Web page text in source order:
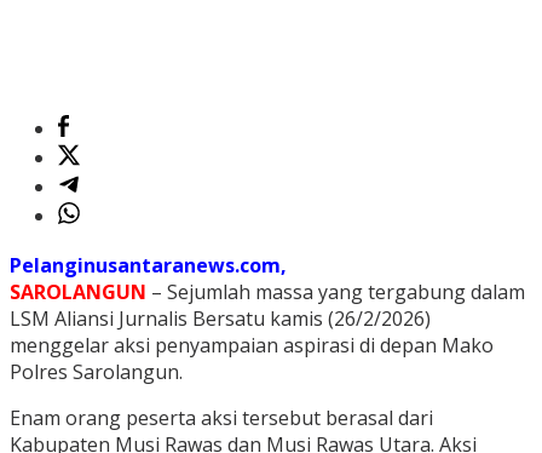
Pelanginusantaranews.com,
SAROLANGUN – Sejumlah massa yang tergabung dalam
LSM Aliansi Jurnalis Bersatu kamis (26/2/2026)
menggelar aksi penyampaian aspirasi di depan Mako
Polres Sarolangun.
Enam orang peserta aksi tersebut berasal dari
Kabupaten Musi Rawas dan Musi Rawas Utara. Aksi